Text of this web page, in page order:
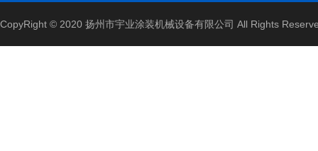
CopyRight © 2020 扬州市宇业涂装机械设备有限公司 All Rights